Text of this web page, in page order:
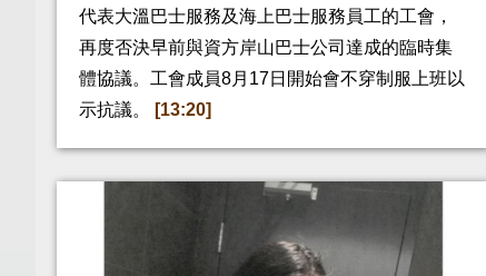
代表大溫巴士服務及海上巴士服務員工的工會，
再度否決早前與資方岸山巴士公司達成的臨時集
體協議。工會成員8月17日開始會不穿制服上班以
示抗議。
[13:20]